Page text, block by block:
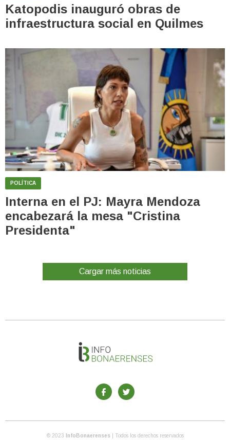
Katopodis inauguró obras de
infraestructura social en Quilmes
POLÍTICA
Interna en el PJ: Mayra Mendoza
encabezará la mesa "Cristina
Presidenta"
Cargar más noticias
© 2023 InfoBonaerenses | Todos los derechos reservados